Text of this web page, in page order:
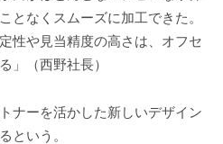
となくスムーズに加工できた。
性や見当精度の高さは、オフセ
」（西野社長）
ナーを活かした新しいデザイン
という。